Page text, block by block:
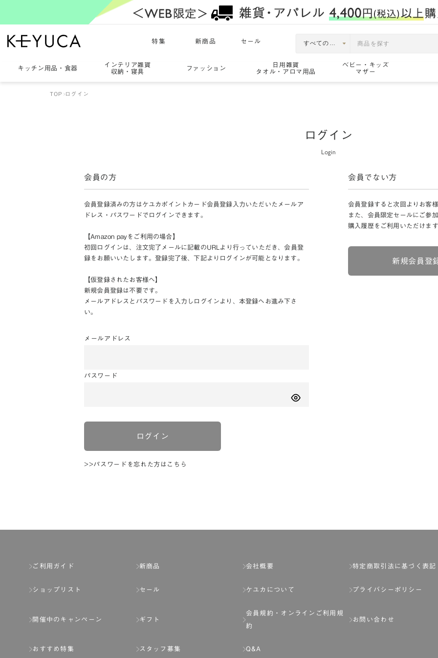
特集 新商品 セール
キッチン用品 ・ 食器
インテリア雑貨
収納・寝具
ファッション
日用雑貨
タオル・アロマ用品
ベビー・キッズ
マザー
TOP ログイン
ログイン
Login
会員の方
会員登録済みの方はケユカポイントカード会員登録入力いただいたメールア
ドレス・パスワードでログインできます。
【Amazon payをご利用の場合】
初回ログインは、注文完了メールに記載のURLより行っていただき、会員登
録をお願いいたします。登録完了後、下記よりログインが可能となります。
【仮登録されたお客様へ】
新規会員登録は不要です。
メールアドレスとパスワードを入力しログインより、本登録へお進み下さ
い。
メールアドレス
パスワード
ログイン
>>パスワードを忘れた方はこちら
会員でない方
会員登録すると次回よりお客
また、会員限定セールにご参
購入履歴をご利用いただけま
新規会員登
ご利用ガイド
ショップリスト
開催中のキャンペーン
おすすめ特集
新商品
セール
ギフト
スタッフ募集
会社概要
ケユカについて
会員規約・
オンラインご利用規
約
Q&A
特定商取引法に基づく表記
プライバシーポリシー
お問い合わせ